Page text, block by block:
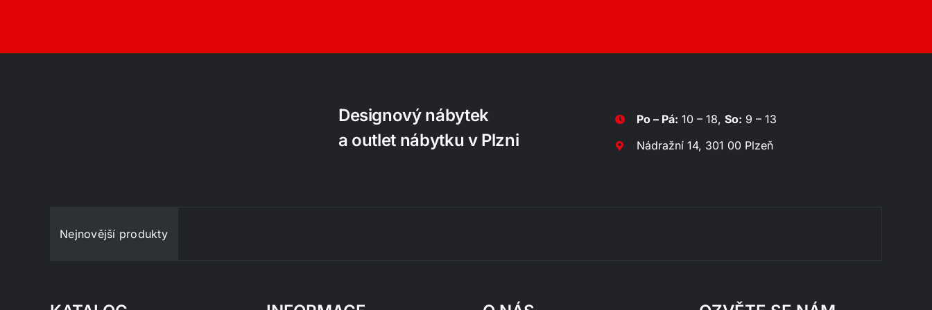
Designový nábytek
a outlet nábytku v Plzni
Po – Pá: 10 – 18,So: 9 – 13
Nádražní 14, 301 00 Plzeň
Nejnovější produkty